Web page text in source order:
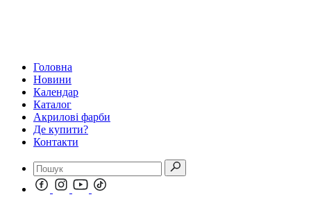
Головна
Новини
Календар
Каталог
Акрилові фарби
Де купити?
Контакти